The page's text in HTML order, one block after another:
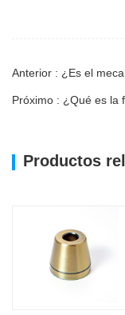
Anterior : ¿Es el
Próximo : ¿Qué es la
Productos